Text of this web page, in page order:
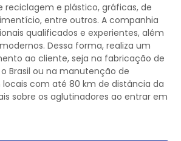
reciclagem e plástico, gráficas, de
entre outros. A companhia
qualificados e experientes, além
Dessa forma, realiza um
ao cliente, seja na fabricação de
Brasil ou na manutenção de
com até 80 km de distância da
sobre os aglutinadores ao entrar em